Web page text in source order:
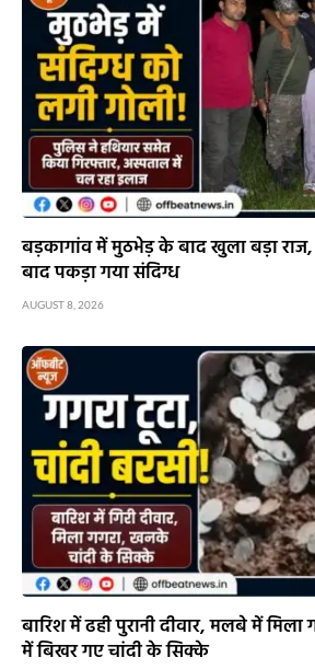
बड़कागांव में मुठभेड़ के बाद खुला बड़ा
बाद पकड़ा गया संदिग्ध
AUGUST 8, 2026
बारिश में ढही पुरानी दीवार, मलबे में
में बिखर गए चांदी के सिक्के